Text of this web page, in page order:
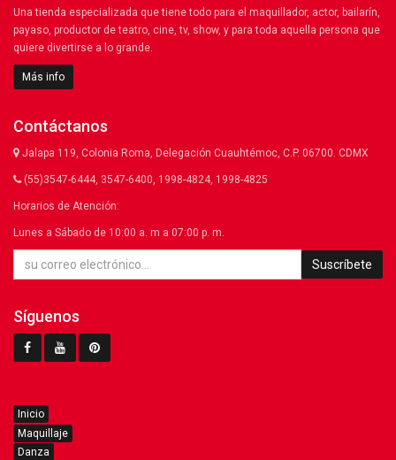
Una tienda especializada que tiene todo para el maquillador, actor, bailarín,
payaso, productor de teatro, cine, tv, show, y para toda aquella persona que
quiere divertirse a lo grande.
Más info
Contáctanos
Jalapa 119, Colonia Roma, Delegación Cuauhtémoc, C.P. 06700. CDMX
(55)3547-6444, 3547-6400, 1998-4824, 1998-4825
Horarios de Atención:
Lunes a Sábado de 10:00 a. m a 07:00 p. m.
Suscríbete
Síguenos
Inicio
Maquillaje
Danza